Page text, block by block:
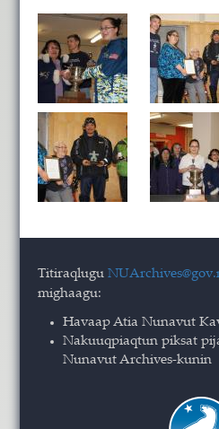
Titiraqlugu
mighaagu:
Havaap Atia Nunavut
Nakuuqpiaqtun piksat
Nunavut Archives-kunin